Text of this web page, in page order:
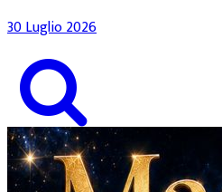
30 Luglio 2026